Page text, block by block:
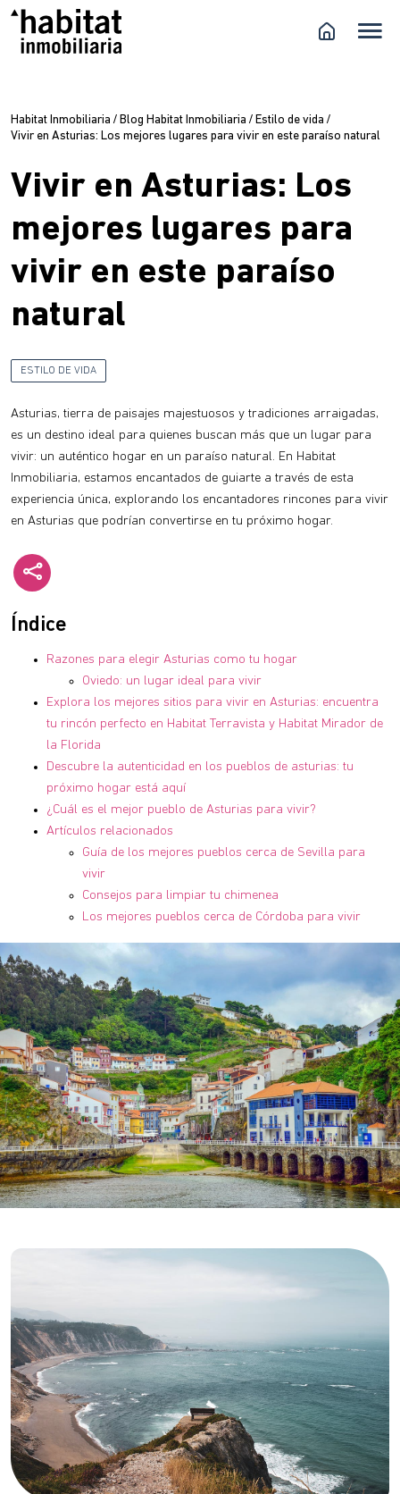
Habitat Inmobiliaria / Blog Habitat Inmobiliaria / Estilo de vida /
Vivir en Asturias: Los mejores lugares para vivir en este paraíso natural
Vivir en Asturias: Los
mejores lugares para
vivir en este paraíso
natural
ESTILO DE VIDA
Asturias, tierra de paisajes majestuosos y tradiciones arraigadas,
es un destino ideal para quienes buscan más que un lugar para
vivir: un auténtico hogar en un paraíso natural. En Habitat
Inmobiliaria, estamos encantados de guiarte a través de esta
experiencia única, explorando los encantadores rincones para vivir
en Asturias que podrían convertirse en tu próximo hogar.
Índice
Razones para elegir Asturias como tu hogar
Oviedo: un lugar ideal para vivir
Explora los mejores sitios para vivir en Asturias: encuentra
tu rincón perfecto en Habitat Terravista y Habitat Mirador de
la Florida
Descubre la autenticidad en los pueblos de asturias: tu
próximo hogar está aquí
¿Cuál es el mejor pueblo de Asturias para vivir?
Artículos relacionados
Guía de los mejores pueblos cerca de Sevilla para
vivir
Consejos para limpiar tu chimenea
Los mejores pueblos cerca de Córdoba para vivir